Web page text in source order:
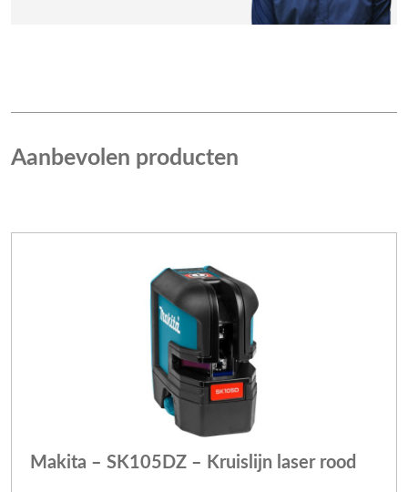
Aanbevolen producten
Makita – SK105DZ – Kruislijn laser rood